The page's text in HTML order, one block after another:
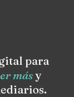
para
másy